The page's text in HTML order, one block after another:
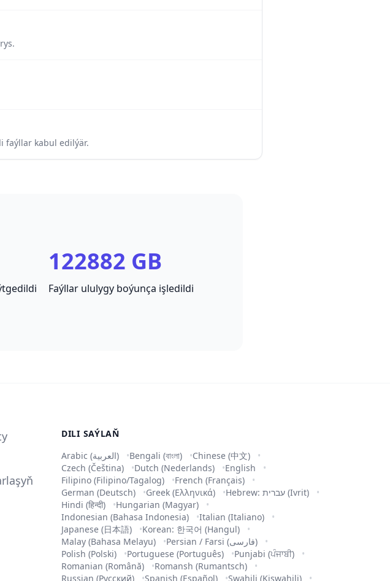
faýllar kabul edilýär.
122882 GB
Faýllar ululygy boýunça işledildi
DILI SAÝLAŇ
Arabic (العربية)
Bengali (বাংলা)
Chinese (中文)
Czech (Čeština)
Dutch (Nederlands)
English
Filipino (Filipino/Tagalog)
French (Français)
German (Deutsch)
Greek (Ελληνικά)
Hebrew: עברית (Ivrit)
Hindi (हिन्दी)
Hungarian (Magyar)
Indonesian (Bahasa Indonesia)
Italian (Italiano)
Japanese (日本語)
Korean: 한국어 (Hangul)
Malay (Bahasa Melayu)
Persian / Farsi (فارسی)
Polish (Polski)
Portuguese (Português)
Punjabi (ਪੰਜਾਬੀ)
Romanian (Română)
Romansh (Rumantsch)
Russian (Русский)
Spanish (Español) Swahili (Kiswahili)